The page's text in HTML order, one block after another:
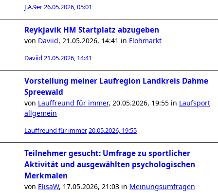
J.A.9er26.05.2026, 05:01
Reykjavik HM Startplatz abzugeben
von Daviid, 21.05.2026, 14:41 in Flohmarkt
Daviid 21.05.2026, 14:41
Vorstellung meiner Laufregion Landkreis Dahme
Spreewald
von Lauffreund für immer, 20.05.2026, 19:55 in Laufsport
allgemein
Lauffreund für immer20.05.2026, 19:55
Teilnehmer gesucht: Umfrage zu sportlicher
Aktivität und ausgewählten psychologischen
Merkmalen
von ElisaW, 17.05.2026, 21:03 in Meinungsumfragen